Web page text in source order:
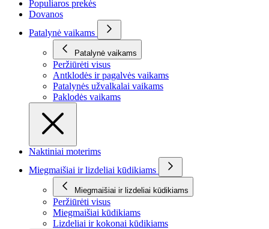
Populiaros prekės
Dovanos
Patalynė vaikams
Patalynė vaikams
Peržiūrėti visus
Antklodės ir pagalvės vaikams
Patalynės užvalkalai vaikams
Paklodės vaikams
Naktiniai moterims
Miegmaišiai ir lizdeliai kūdikiams
Miegmaišiai ir lizdeliai kūdikiams
Peržiūrėti visus
Miegmaišiai kūdikiams
Lizdeliai ir kokonai kūdikiams